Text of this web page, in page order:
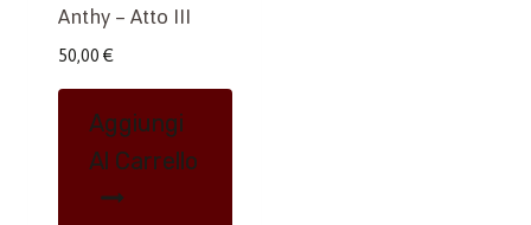
Anthy – Atto III
50,00 €
Aggiungi
Al Carrello